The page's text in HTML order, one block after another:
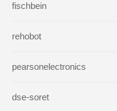
fischbein
rehobot
pearsonelectronics
dse-soret